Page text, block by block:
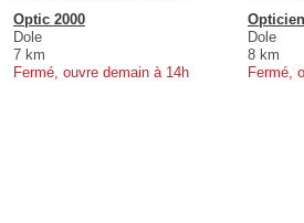
Optic 2000
Dole
7 km
Fermé, ouvre demain à 14h
Dole
8 km
Fermé,